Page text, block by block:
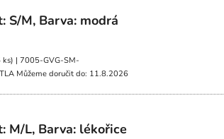
S/M, Barva: modrá
ks) | 7005-GVG-SM-
Můžeme doručit do: 11.8.2026
M/L, Barva: lékořice